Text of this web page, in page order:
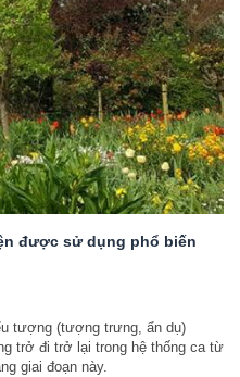
được sử dụng phổ biến
tượng (tượng trưng, ẩn dụ)
trở đi trở lại trong hệ thống ca từ
giai đoạn này.